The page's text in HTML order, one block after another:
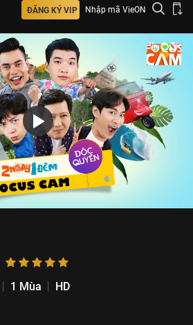
ĐĂNG KÝ VIP Nhập mã VieON
1 Mùa
HD